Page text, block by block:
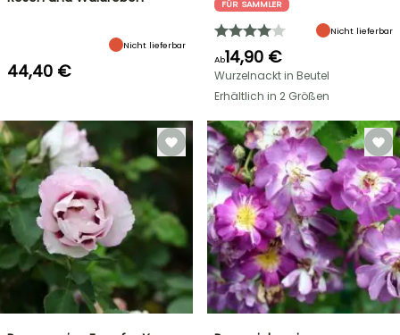
Nicht lieferbar
44,40 €
FÜR SAMMLER
Nicht lieferbar
Ab14,90 €
Wurzelnackt in Beutel
Erhältlich in 2 Größen